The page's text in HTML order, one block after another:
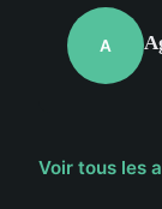
A
Voir tous les